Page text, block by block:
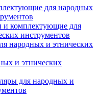
для народных
и комплектующие для
инструментов
народных и этнических
и этнических
для народных и